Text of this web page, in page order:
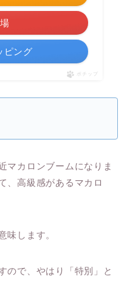
ピング
ポチップ
マカロンブームになりま
、高級感があるマカロ
味します。
ので、やはり「特別」と